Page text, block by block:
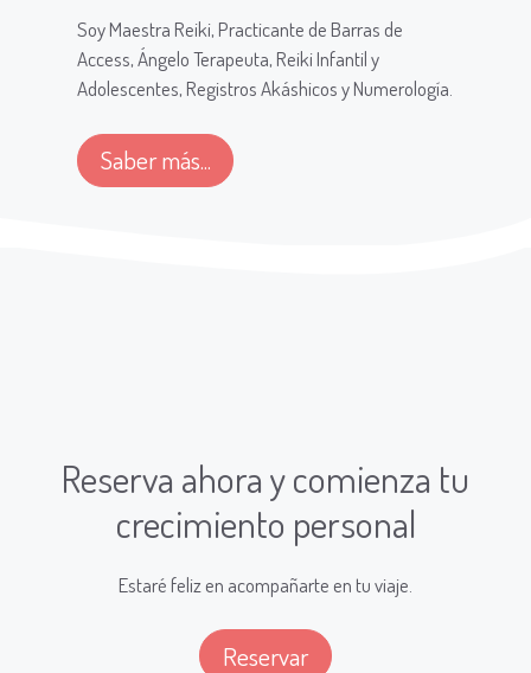
Soy Maestra Reiki, Practicante de Barras de
Access, Ángelo Terapeuta, Reiki Infantil y
Adolescentes, Registros Akáshicos y Numerología.
Saber más...
Reserva ahora y comienza tu
crecimiento personal
Estaré feliz en acompañarte en tu viaje.
Reservar